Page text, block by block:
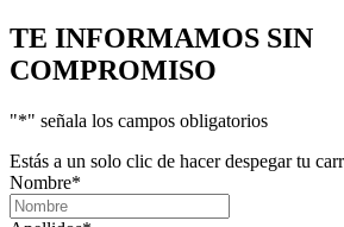
TE INFORMAMOS SIN
COMPROMISO
"*" señala los campos obligatorios
Estás a un solo clic de hacer despegar tu
Nombre*